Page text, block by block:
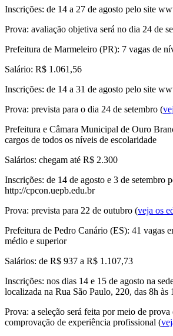
Inscrições: de 14 a 27 de agosto pelo site
Prova: avaliação objetiva será no dia 24 de
Prefeitura de Marmeleiro (PR): 7 vagas de
Salário: R$ 1.061,56
Inscrições: de 14 a 31 de agosto pelo site
Prova: prevista para o dia 24 de setembro (
Prefeitura e Câmara Municipal de Ouro
cargos de todos os níveis de escolaridade
Salários: chegam até R$ 2.300
Inscrições: de 14 de agosto e 3 de setembro
http://cpcon.uepb.edu.br
Prova: prevista para 22 de outubro (veja os
Prefeitura de Pedro Canário (ES): 41 vagas
médio e superior
Salários: de R$ 937 a R$ 1.107,73
Inscrições: nos dias 14 e 15 de agosto na
localizada na Rua São Paulo, 220, das 8h às
Prova: a seleção será feita por meio de prova
comprovação de experiência profissional (